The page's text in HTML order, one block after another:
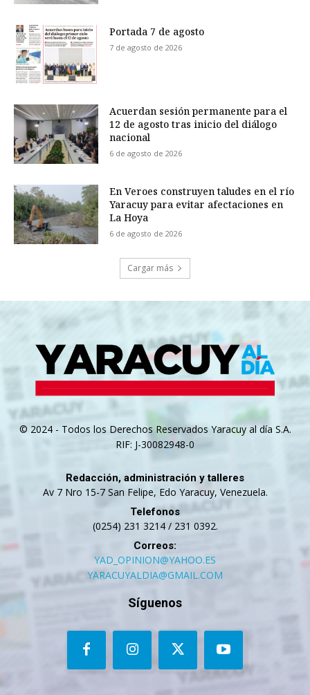
Portada 7 de agosto
7 de agosto de 2026
Acuerdan sesión permanente para el
12 de agosto tras inicio del diálogo
nacional
6 de agosto de 2026
En Veroes construyen taludes en el río
Yaracuy para evitar afectaciones en
La Hoya
6 de agosto de 2026
Cargar más
© 2024 - Todos los Derechos Reservados Yaracuy al día S.A.
RIF: J-30082948-0
Redacción, administración y talleres
Av 7 Nro 15-7 San Felipe, Edo Yaracuy, Venezuela.
Telefonos
(0254) 231 3214 / 231 0392.
Correos:
YAD_OPINION@YAHOO.ES
YARACUYALDIA@GMAIL.COM
Síguenos